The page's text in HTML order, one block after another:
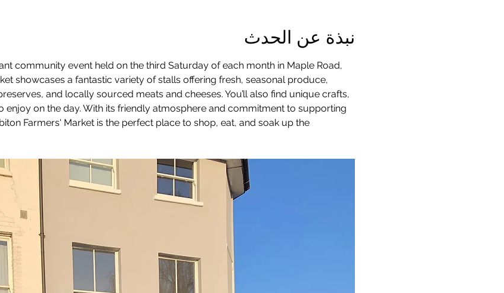
نبذة عن الحدث
community event held on the third Saturday of each month in Maple Road,
showcases a fantastic variety of stalls offering fresh, seasonal produce,
and locally sourced meats and cheeses. You’ll also find unique crafts,
enjoy on the day. With its friendly atmosphere and commitment to supporting
Farmers' Market is the perfect place to shop, eat, and soak up the